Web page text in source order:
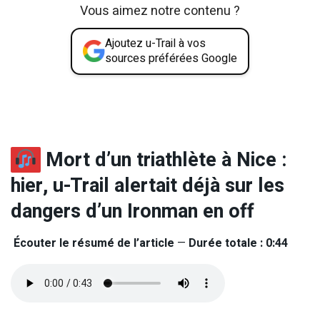
Vous aimez notre contenu ?
Ajoutez u-Trail à vos
sources préférées Google
Mort d’un triathlète à Nice :
hier, u-Trail alertait déjà sur les
dangers d’un Ironman en off
Écouter le résumé de l’article — Durée totale : 0:44